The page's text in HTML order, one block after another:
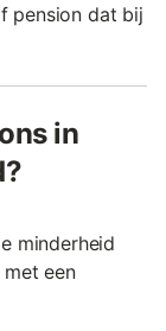
pension dat bij
in
minderheid
een